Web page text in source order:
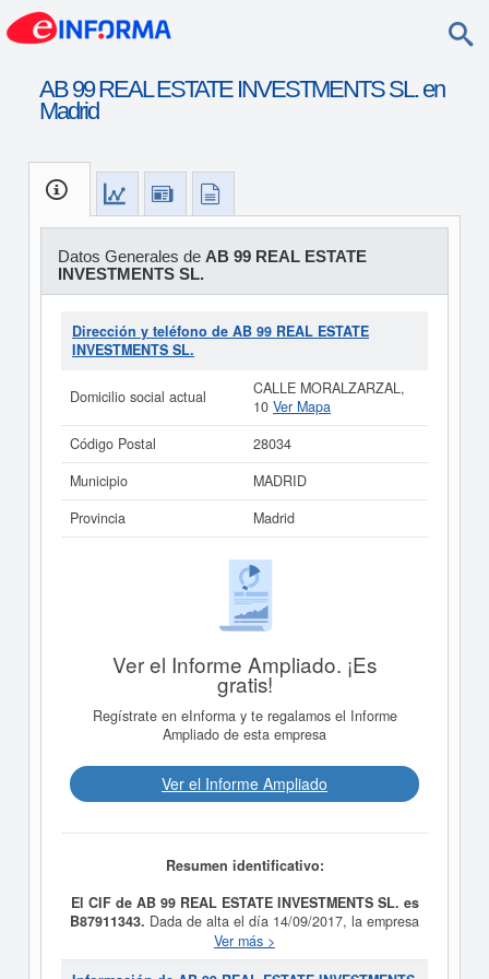
AB 99 REAL ESTATE INVESTMENTS SL. en
Madrid
Datos Generales de AB 99 REAL ESTATE
INVESTMENTS SL.
Dirección y teléfono de AB 99 REAL ESTATE
INVESTMENTS SL.
Domicilio social actual
CALLE MORALZARZAL,
10 Ver Mapa
Código Postal
28034
Municipio
MADRID
Provincia
Madrid
Ver el Informe Ampliado. ¡Es
gratis!
Regístrate en eInforma y te regalamos el Informe
Ampliado de esta empresa
Ver el Informe Ampliado
Resumen identificativo:
El CIF de AB 99 REAL ESTATE INVESTMENTS SL. es
B87911343. Dada de alta el día 14/09/2017, la empresa
AB 99 REAL ESTATE INVESTMENTS SL.
propósito La adquisición y comercialización de
Ver más >